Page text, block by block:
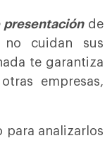
presentaciónde
cuidan sus
te garantiza
empresas,
para analizarlos